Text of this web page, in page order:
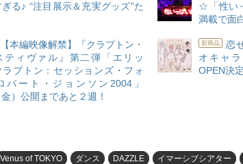
る♪ “注目展示＆充実グッズ”た
☆「性い
満載で面
【本編映像解禁】『クラプトン・
ティヴァル』第二弾「エリッ
ラプトン：セッションズ・フォ
バート・ジョンソン2004」
）公開まであと２週！
新商品
恋
オキャ
OPEN決定
Venus of TOKYO ダンス DAZZLE イマーシブシアター